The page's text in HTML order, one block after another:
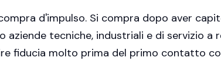
d'impulso. Si compra dopo aver
aziende tecniche, industriali e di servizio a
fiducia molto prima del primo contatto